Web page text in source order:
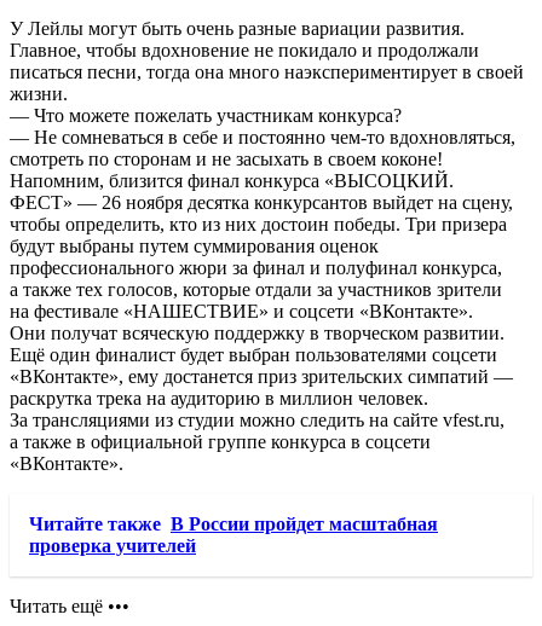
У Лейлы могут быть очень разные вариации развития.
Главное, чтобы вдохновение не покидало и продолжали
писаться песни, тогда она много наэкспериментирует в своей
жизни.
— Что можете пожелать участникам конкурса?
— Не сомневаться в себе и постоянно чем-то вдохновляться,
смотреть по сторонам и не засыхать в своем коконе!
Напомним, близится финал конкурса «ВЫСОЦКИЙ.
ФЕСТ» — 26 ноября десятка конкурсантов выйдет на сцену,
чтобы определить, кто из них достоин победы. Три призера
будут выбраны путем суммирования оценок
профессионального жюри за финал и полуфинал конкурса,
а также тех голосов, которые отдали за участников зрители
на фестивале «НАШЕСТВИЕ» и соцсети «ВКонтакте».
Они получат всяческую поддержку в творческом развитии.
Ещё один финалист будет выбран пользователями соцсети
«ВКонтакте», ему достанется приз зрительских симпатий —
раскрутка трека на аудиторию в миллион человек.
За трансляциями из студии можно следить на сайте vfest.ru,
а также в официальной группе конкурса в соцсети
«ВКонтакте».
Читайте также В России пройдет масштабная
проверка учителей
Читать ещё •••